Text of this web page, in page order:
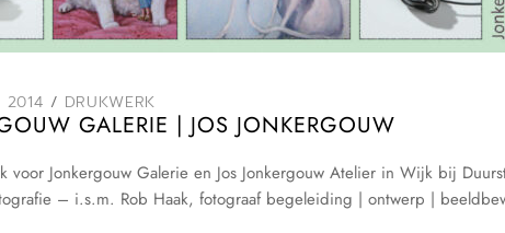
2014 DRUKWERK
GALERIE | JOS JONKERGOUW
voor Jonkergouw Galerie en Jos Jonkergouw Atelier in Wijk bij
– i.s.m. Rob Haak, fotograaf begeleiding | ontwerp |